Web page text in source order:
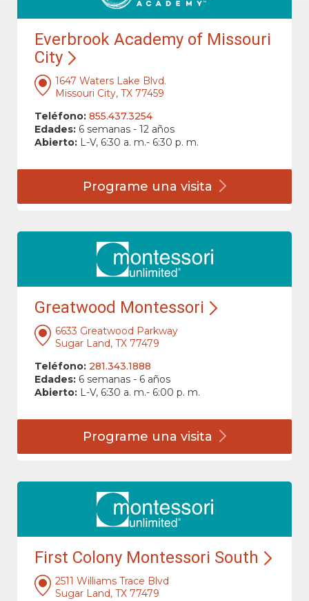
Everbrook Academy of Missouri
City
1647 Waters Lake Blvd.
Missouri City, TX 77459
Teléfono: 855.437.3254
Edades: 6 semanas - 12 años
Abierto: L-V, 6:30 a. m.- 6:30 p. m.
Programe una visita
Greatwood Montessori
6633 Greatwood Parkway
Sugar Land, TX 77479
Teléfono: 281.343.1888
Edades: 6 semanas - 6 años
Abierto: L-V, 6:30 a. m.- 6:00 p. m.
Programe una visita
First Colony Montessori South
2511 Williams Trace Blvd
Sugar Land, TX 77479